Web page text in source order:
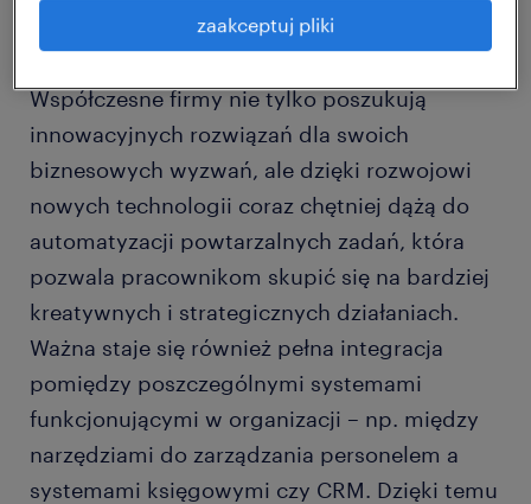
automatyzacja, innowacyjność i
integracja systemów
Współczesne firmy nie tylko poszukują
innowacyjnych rozwiązań dla swoich
biznesowych wyzwań, ale dzięki rozwojowi
nowych technologii coraz chętniej dążą do
automatyzacji powtarzalnych zadań, która
pozwala pracownikom skupić się na bardziej
kreatywnych i strategicznych działaniach.
Ważna staje się również pełna integracja
pomiędzy poszczególnymi systemami
funkcjonującymi w organizacji – np. między
narzędziami do zarządzania personelem a
systemami księgowymi czy CRM. Dzięki temu
zaakceptuj pliki